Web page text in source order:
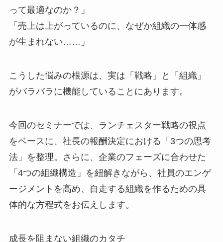
って最適なのか？」
「売上は上がっているのに、なぜか組織の一体感
が生まれない……」
こうした悩みの根源は、実は「戦略」と「組織」
がバラバラに機能していることにあります。
今回のセミナーでは、ランチェスター戦略の視点
をベースに、社長の報酬決定における「3つの思考
法」を整理。さらに、企業のフェーズに合わせた
「4つの組織構造」を紐解きながら、社員のエンゲ
ージメントを高め、自走する組織を作るための具
体的な方程式をお伝えします。
成長を阻まない組織のカタチ